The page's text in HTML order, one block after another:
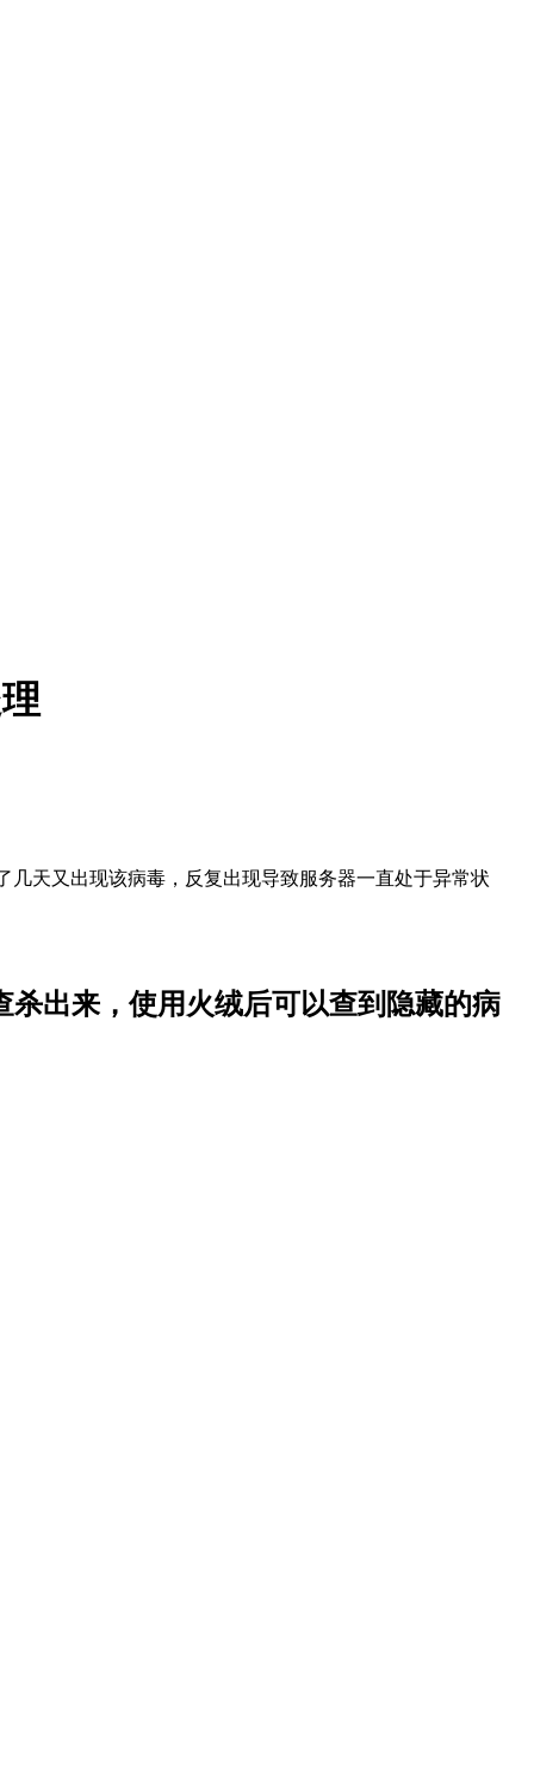
几天又出现该病毒，反复出现导致服务器一直处于异常状
出来，使用火绒后可以查到隐藏的病